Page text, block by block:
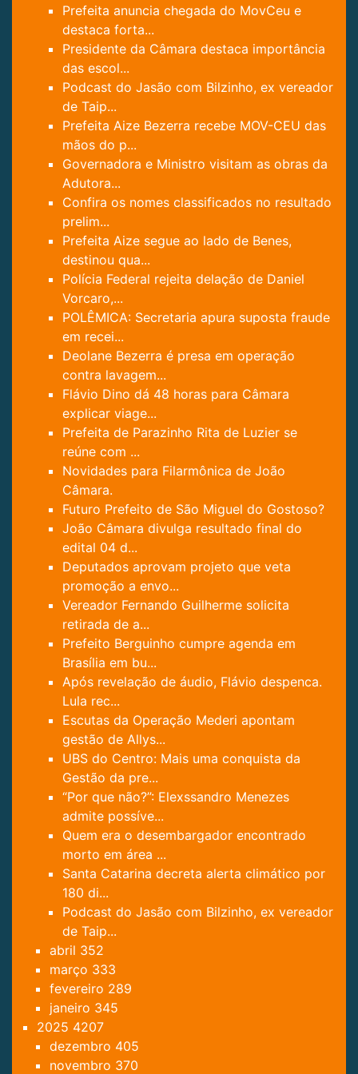
Prefeita anuncia chegada do MovCeu e
destaca forta...
Presidente da Câmara destaca importância
das escol...
Podcast do Jasão com Bilzinho, ex vereador
de Taip...
Prefeita Aize Bezerra recebe MOV-CEU das
mãos do p...
Governadora e Ministro visitam as obras da
Adutora...
Confira os nomes classificados no resultado
prelim...
Prefeita Aize segue ao lado de Benes,
destinou qua...
Polícia Federal rejeita delação de Daniel
Vorcaro,...
POLÊMICA: Secretaria apura suposta fraude
em recei...
Deolane Bezerra é presa em operação
contra lavagem...
Flávio Dino dá 48 horas para Câmara
explicar viage...
Prefeita de Parazinho Rita de Luzier se
reúne com ...
Novidades para Filarmônica de João
Câmara.
Futuro Prefeito de São Miguel do Gostoso?
João Câmara divulga resultado final do
edital 04 d...
Deputados aprovam projeto que veta
promoção a envo...
Vereador Fernando Guilherme solicita
retirada de a...
Prefeito Berguinho cumpre agenda em
Brasília em bu...
Após revelação de áudio, Flávio despenca.
Lula rec...
Escutas da Operação Mederi apontam
gestão de Allys...
UBS do Centro: Mais uma conquista da
Gestão da pre...
“Por que não?”: Elexssandro Menezes
admite possíve...
Quem era o desembargador encontrado
morto em área ...
Santa Catarina decreta alerta climático por
180 di...
Podcast do Jasão com Bilzinho, ex vereador
de Taip...
abril 352
março 333
fevereiro 289
janeiro 345
2025 4207
dezembro 405
novembro 370